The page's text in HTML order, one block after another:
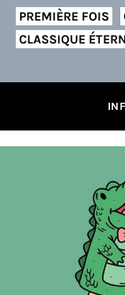
PREMIÈRE FOIS
CLASSIQUE